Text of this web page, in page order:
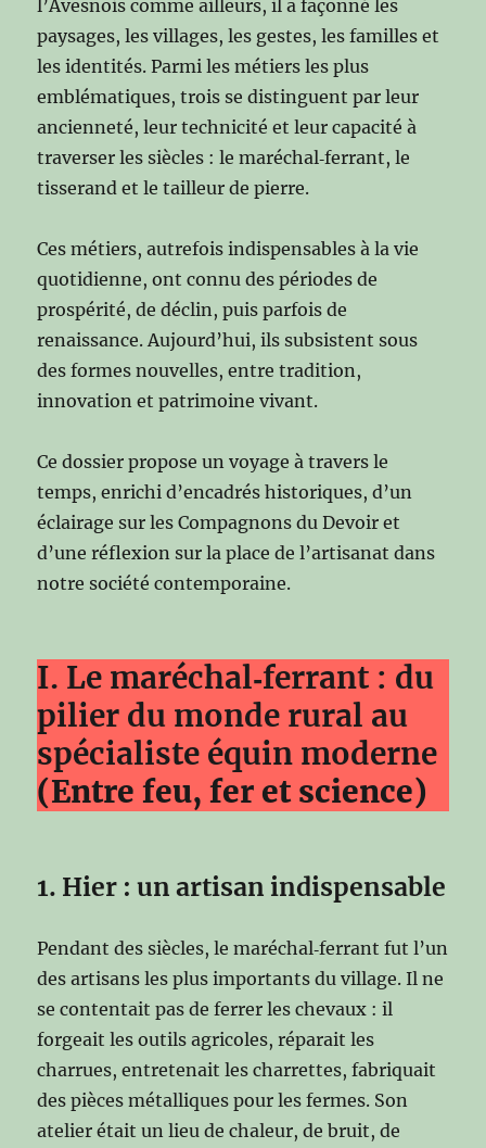
l’Avesnois comme ailleurs, il a façonné les
paysages, les villages, les gestes, les familles et
les identités. Parmi les métiers les plus
emblématiques, trois se distinguent par leur
ancienneté, leur technicité et leur capacité à
traverser les siècles : le maréchal‑ferrant, le
tisserand et le tailleur de pierre.
Ces métiers, autrefois indispensables à la vie
quotidienne, ont connu des périodes de
prospérité, de déclin, puis parfois de
renaissance. Aujourd’hui, ils subsistent sous
des formes nouvelles, entre tradition,
innovation et patrimoine vivant.
Ce dossier propose un voyage à travers le
temps, enrichi d’encadrés historiques, d’un
éclairage sur les Compagnons du Devoir et
d’une réflexion sur la place de l’artisanat dans
notre société contemporaine.
I. Le maréchal‑ferrant : du
pilier du monde rural au
spécialiste équin moderne
(Entre feu, fer et science)
1. Hier : un artisan indispensable
Pendant des siècles, le maréchal‑ferrant fut l’un
des artisans les plus importants du village. Il ne
se contentait pas de ferrer les chevaux : il
forgeait les outils agricoles, réparait les
charrues, entretenait les charrettes, fabriquait
des pièces métalliques pour les fermes. Son
atelier était un lieu de chaleur, de bruit, de